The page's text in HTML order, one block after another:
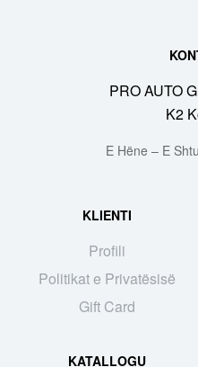
PRO AUTO
K2
E Hëne – E
KLIENTI
Profili
Politikat e Privatësisë
Gift Card
KATALLOGU